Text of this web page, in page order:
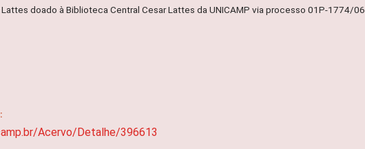
doado à Biblioteca Central Cesar Lattes da UNICAMP via processo 01P-1774/06.
Acervo/Detalhe/396613